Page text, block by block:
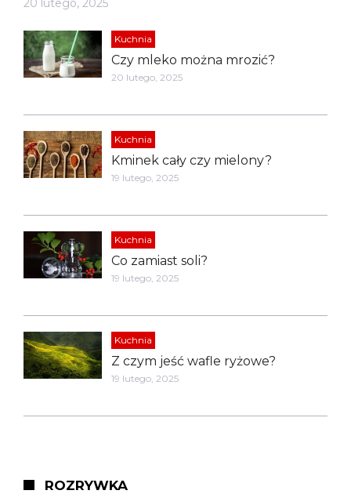
20 lutego, 2025
Kuchnia
Czy mleko można mrozić?
20 lutego, 2025
Kuchnia
Kminek cały czy mielony?
19 lutego, 2025
Kuchnia
Co zamiast soli?
19 lutego, 2025
Kuchnia
Z czym jeść wafle ryżowe?
19 lutego, 2025
ROZRYWKA